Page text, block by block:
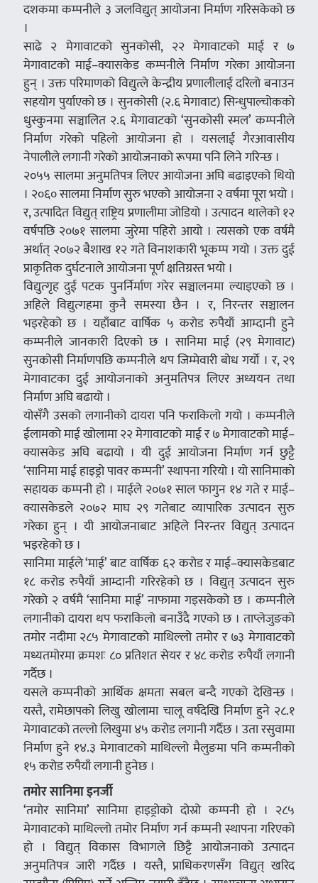
दशकमा कम्पनीले ३ जलविद्युत् आयोजना निर्माण गरिसकेको छ
।
साढे २ मेगावाटको सुनकोसी, २२ मेगावाटको माई र ७
मेगावाटको माई–क्यासकेड कम्पनीले निर्माण गरेका आयोजना
हुन् । उक्त परिमाणको विद्युत्ले केन्द्रीय प्रणालीलाई दरिलो बनाउन
सहयोग पुर्याएको छ । सुनकोसी (२.६ मेगावाट) सिन्धुपाल्चोकको
धुस्कुनमा सञ्चालित २.६ मेगावाटको ‘सुनकोसी स्मल’ कम्पनीले
निर्माण गरेको पहिलो आयोजना हो । यसलाई गैरआवासीय
नेपालीले लगानी गरेको आयोजनाको रूपमा पनि लिने गरिन्छ ।
२०५५ सालमा अनुमतिपत्र लिएर आयोजना अघि बढाइएको थियो
। २०६० सालमा निर्माण सुरु भएको आयोजना २ वर्षमा पूरा भयो ।
र, उत्पादित विद्युत् राष्ट्रिय प्रणालीमा जोडियो । उत्पादन थालेको १२
वर्षपछि २०७१ सालमा जुरेमा पहिरो आयो । त्यसको एक वर्षमै
अर्थात् २०७२ बैशाख १२ गते विनाशकारी भूकम्प गयो । उक्त दुई
प्राकृतिक दुर्घटनाले आयोजना पूर्ण क्षतिग्रस्त भयो ।
विद्युत्गृह दुई पटक पुनर्निर्माण गरेर सञ्चालनमा ल्याइएको छ ।
अहिले विद्युत्गहमा कुनै समस्या छैन । र, निरन्तर सञ्चालन
भइरहेको छ । यहाँबाट वार्षिक ५ करोड रुपैयाँ आम्दानी हुने
कम्पनीले जानकारी दिएको छ । सानिमा माई (२९ मेगावाट)
सुनकोसी निर्माणपछि कम्पनीले थप जिम्मेवारी बोध गर्यो । र, २९
मेगावाटका दुई आयोजनाको अनुमतिपत्र लिएर अध्ययन तथा
निर्माण अघि बढायो ।
योसँगै उसको लगानीको दायरा पनि फराकिलो गयो । कम्पनीले
ईलामको माई खोलामा २२ मेगावाटको माई र ७ मेगावाटको माई–
क्यासकेड अघि बढायो । यी दुई आयोजना निर्माण गर्न छुट्टै
‘सानिमा माई हाइड्रो पावर कम्पनी’ स्थापना गरियो । यो सानिमाको
सहायक कम्पनी हो । माईले २०७१ साल फागुन १४ गते र माई–
क्यासकेडले २०७२ माघ २९ गतेबाट व्यापारिक उत्पादन सुरु
गरेका हुन् । यी आयोजनाबाट अहिले निरन्तर विद्युत् उत्पादन
भइरहेको छ ।
सानिमा माईले ‘माई’ बाट वार्षिक ६२ करोड र माई–क्यासकेडबाट
१८ करोड रुपैयाँ आम्दानी गरिरहेको छ । विद्युत् उत्पादन सुरु
गरेको २ वर्षमै ‘सानिमा माई’ नाफामा गइसकेको छ । कम्पनीले
लगानीको दायरा थप फराकिलो बनाउँदै गएको छ । ताप्लेजुङको
तमोर नदीमा २८५ मेगावाटको माथिल्लो तमोर र ७३ मेगावाटको
मध्यतमोरमा क्रमशः ८० प्रतिशत सेयर र ४८ करोड रुपैयाँ लगानी
गर्दैछ ।
यसले कम्पनीको आर्थिक क्षमता सबल बन्दै गएको देखिन्छ ।
यस्तै, रामेछापको लिखु खोलामा चालू वर्षदेखि निर्माण हुने २८.१
मेगावाटको तल्लो लिखुमा ४५ करोड लगानी गर्दैछ । उता रसुवामा
निर्माण हुने १४.३ मेगावाटको माथिल्लो मैलुङमा पनि कम्पनीको
१५ करोड रुपैयाँ लगानी हुनेछ ।
तमोर सानिमा इनर्जी
‘तमोर सानिमा’ सानिमा हाइड्रोको दोस्रो कम्पनी हो । २८५
मेगावाटको माथिल्लो तमोर निर्माण गर्न कम्पनी स्थापना गरिएको
हो । विद्युत् विकास विभागले छिट्टै आयोजनाको उत्पादन
अनुमतिपत्र जारी गर्दैछ । यस्तै, प्राधिकरणसँग विद्युत् खरिद